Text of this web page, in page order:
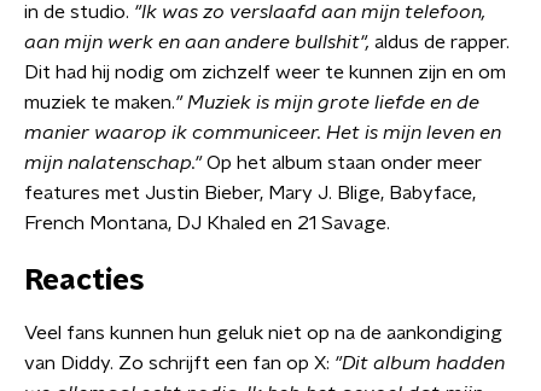
in de studio. "Ik was zo verslaafd aan mijn telefoon,
aan mijn werk en aan andere bullshit", aldus de rapper.
Dit had hij nodig om zichzelf weer te kunnen zijn en om
muziek te maken." Muziek is mijn grote liefde en de
manier waarop ik communiceer. Het is mijn leven en
mijn nalatenschap."Op het album staan onder meer
features met Justin Bieber, Mary J. Blige, Babyface,
French Montana, DJ Khaled en 21 Savage.
Reacties
Veel fans kunnen hun geluk niet op na de aankondiging
van Diddy. Zo schrijft een fan op X: "Dit album hadden